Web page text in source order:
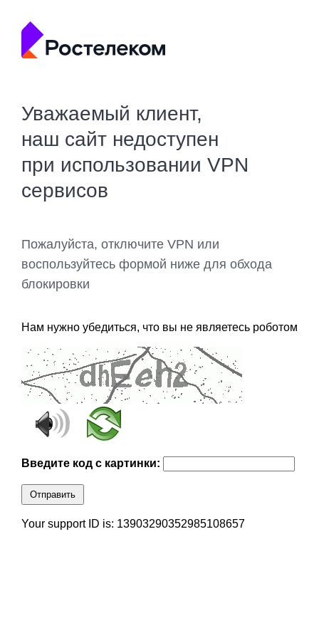
Уважаемый клиент,
наш сайт недоступен
при использовании VPN
сервисов
Пожалуйста, отключите VPN или
воспользуйтесь формой ниже для обхода
блокировки
Нам нужно убедиться, что вы не являетесь роботом
Введите код с картинки:
Отправить
Your support ID is: 13903290352985108657